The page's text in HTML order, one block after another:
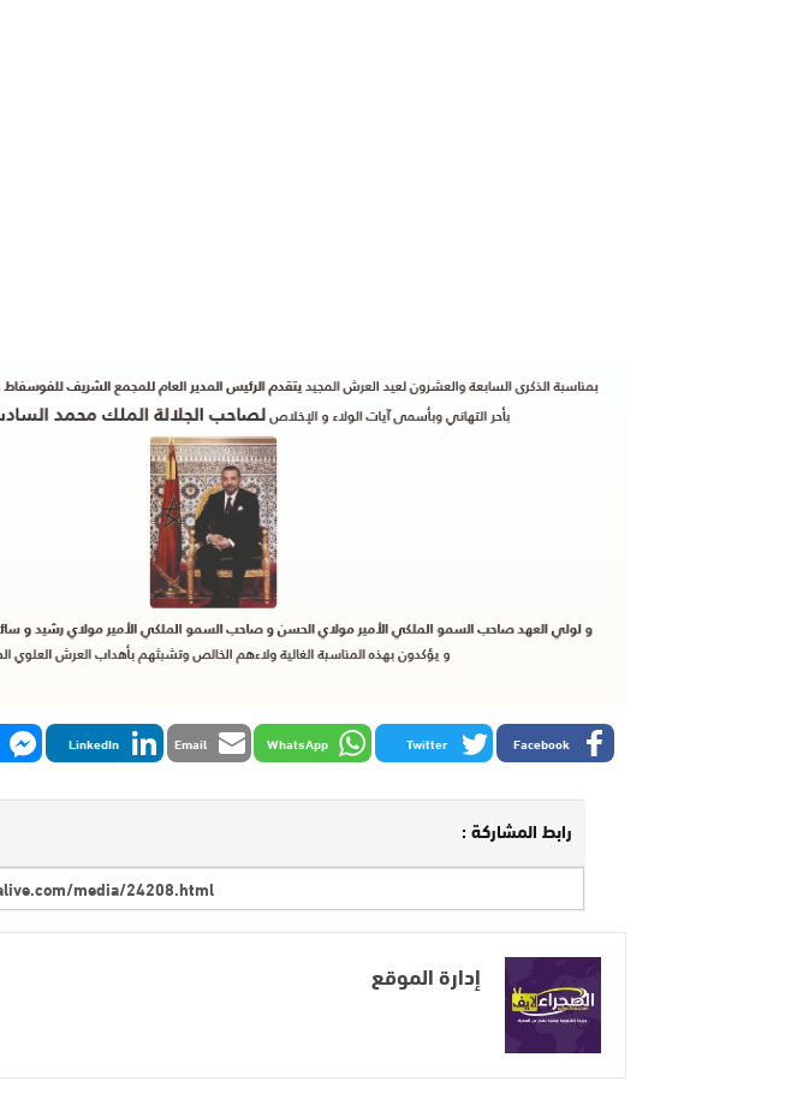
Facebook
Twitter
WhatsApp
Email
LinkedIn
رابط المشاركة :
إدارة الموقع